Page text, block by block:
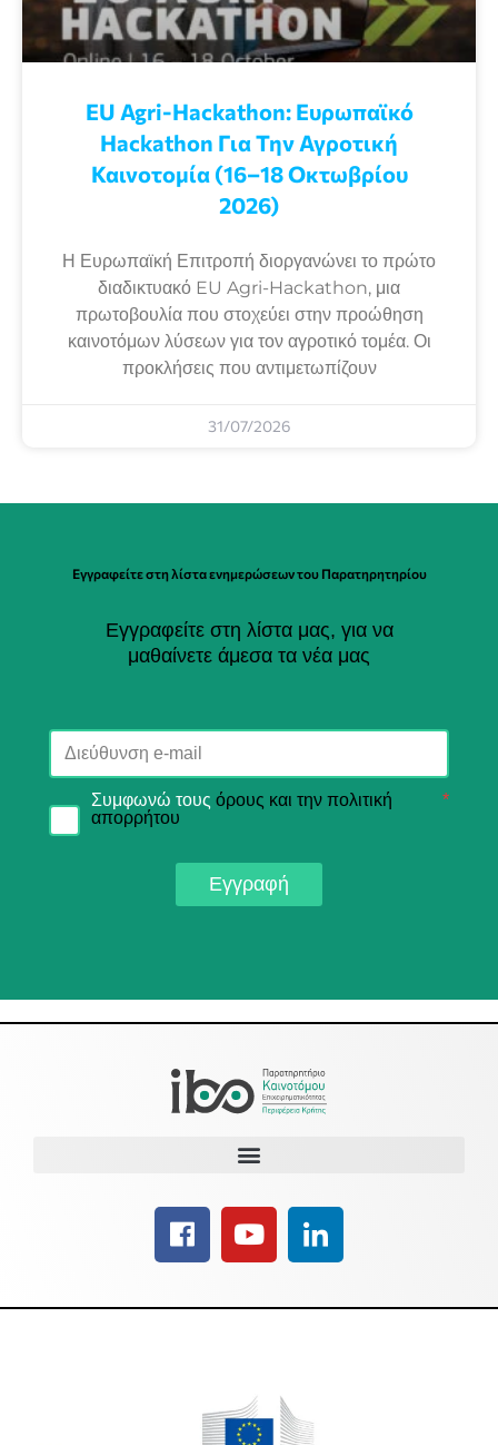
EU Agri-Hackathon: Eυρωπαϊκό
Ηackathon Για Την Αγροτική
Καινοτομία (16–18 Οκτωβρίου
2026)
Η Ευρωπαϊκή Επιτροπή διοργανώνει το πρώτο
διαδικτυακό EU Agri-Hackathon, μια
πρωτοβουλία που στοχεύει στην προώθηση
καινοτόμων λύσεων για τον αγροτικό τομέα. Οι
προκλήσεις που αντιμετωπίζουν
31/07/2026
Εγγραφείτε στη λίστα ενημερώσεων του Παρατηρητηρίου
Εγγραφείτε στη λίστα μας, για να
μαθαίνετε άμεσα τα νέα μας
Συμφωνώ τους όρους και την πολιτική
απορρήτου
*
Εγγραφή